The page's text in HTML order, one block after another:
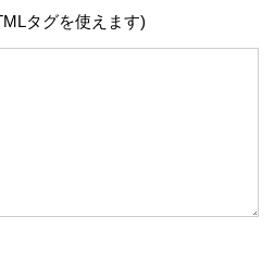
タグを使えます)